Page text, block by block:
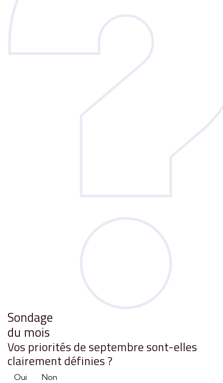
Sondage
du mois
Vos priorités de septembre sont-elles
clairement définies ?
Oui
Non